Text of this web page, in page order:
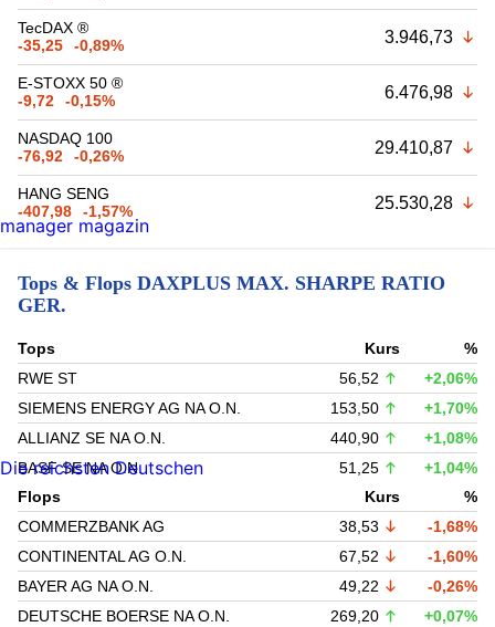
TecDAX ®
-35,25
-0,89% 3.946,73
E-STOXX 50 ®
-9,72
-0,15% 6.476,98
NASDAQ 100
-76,92
-0,26% 29.410,87
HANG SENG
-407,98
-1,57% 25.530,28
Tops & Flops DAXPLUS MAX. SHARPE RATIO
GER.
Tops Kurs
%
RWE ST
56,52
+2,06%
SIEMENS ENERGY AG NA O.N.
153,50
+1,70%
ALLIANZ SE NA O.N.
440,90
+1,08%
BASF SE NA O.N.
51,25
+1,04%
Flops
Kurs
%
COMMERZBANK AG
38,53
-1,68%
CONTINENTAL AG O.N.
67,52
-1,60%
BAYER AG NA O.N.
49,22
-0,26%
DEUTSCHE BOERSE NA O.N.
269,20 +0,07%
manager magazin
Die reichsten Deutschen